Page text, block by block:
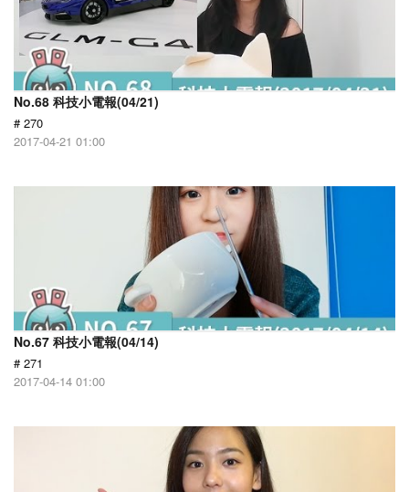
No.68 科技小電報(04/21)
# 270
2017-04-21 01:00
No.67 科技小電報(04/14)
# 271
2017-04-14 01:00